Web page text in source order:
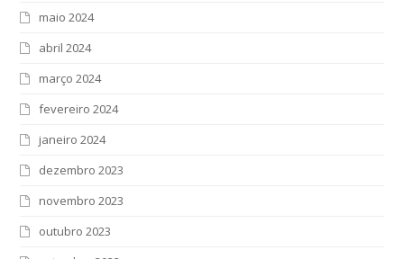
maio 2024
abril 2024
março 2024
fevereiro 2024
janeiro 2024
dezembro 2023
novembro 2023
outubro 2023